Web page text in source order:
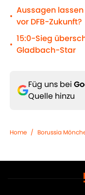
•
Aussagen
vor DFB-Zukunft?
•
15:0-Sieg
Gladbach-Star
Füg uns bei
Quelle hinzu
Home / Borussia